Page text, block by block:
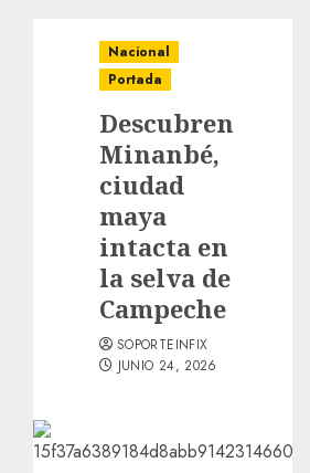
Nacional
Portada
Descubren
Minanbé,
ciudad
maya
intacta en
la selva de
Campeche
SOPORTEINFIX
JUNIO 24, 2026